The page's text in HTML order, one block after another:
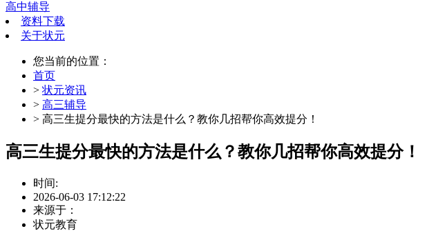
高中辅导
资料下载
关于状元
您当前的位置：
首页
> 状元资讯
> 高三辅导
> 高三生提分最快的方法是什么？教你几招帮你高效提分！
高三生提分最快的方法是什么？教你几招帮你高效提分！
时间:
2026-06-03 17:12:22
来源于：
状元教育